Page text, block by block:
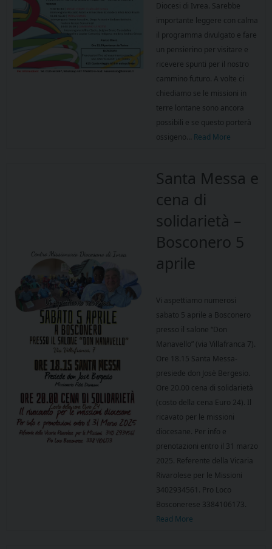
Diocesi di Ivrea. Sarebbe
importante leggere con calma
il programma divulgato e fare
un pensierino per visitare e
ricevere spunti per il nostro
cammino futuro. A volte ci
chiediamo se le missioni in
terre lontane sono ancora
possibili e se questo porterà
ossigeno… Read More
Santa Messa e
cena di
solidarietà –
Bosconero 5
aprile
Vi aspettiamo numerosi
sabato 5 aprile a Bosconero
presso il salone “Don
Manavello” (via Villafranca 7).
Ore 18.15 Santa Messa-
presiede don Josè Bergesio.
Ore 20.00 cena di solidarietà
(costo della cena Euro 24). Il
ricavato per le missioni
diocesane. Per info e
prenotazioni entro il 31 marzo
2025. Referente della Vicaria
Rivarolese per le Missioni
3402934561. Pro Loco
Bosconerese 3384106173.
Read More